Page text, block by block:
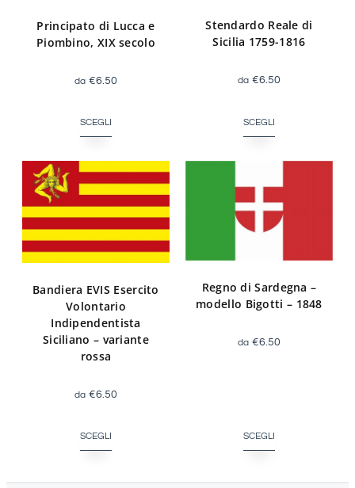
Principato di Lucca e
Piombino, XIX secolo
€6.50
SCEGLI
Stendardo Reale di
Sicilia 1759-1816
€6.50
SCEGLI
Bandiera EVIS Esercito
Volontario
Indipendentista
Siciliano – variante
rossa
€6.50
SCEGLI
Regno di Sardegna –
modello Bigotti – 1848
€6.50
SCEGLI